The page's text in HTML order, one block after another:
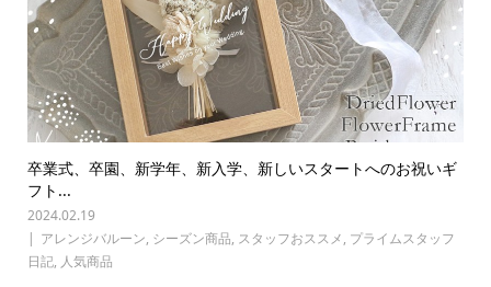
卒業式、卒園、新学年、新入学、新しいスタートへのお祝いギ
フト...
2024.02.19
アレンジバルーン, シーズン商品, スタッフおススメ, プライムスタッフ
日記, 人気商品